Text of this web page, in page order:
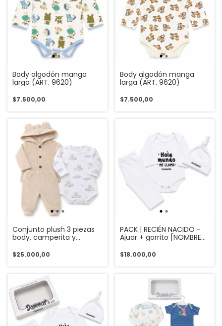
Body algodón manga
larga (ART. 9620)
$7.500,00
Body algodón manga
larga (ART. 9620)
$7.500,00
Conjunto plush 3 piezas
body, camperita y
$25.000,00
PACK | RECIÉN NACIDO -
Ajuar + gorrito [NOMBRE
$18.000,00